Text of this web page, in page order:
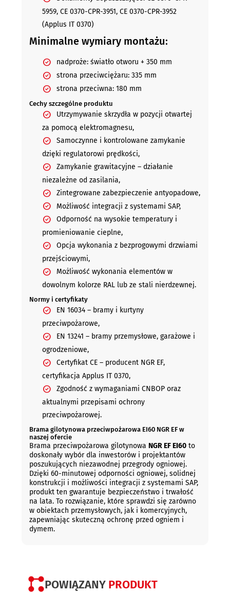
5959, CE 0370-CPR-3951, CE 0370-CPR-3952
(Applus IT 0370)
Minimalne wymiary montażu:
nadproże: światło otworu + 350 mm
strona przeciwciężaru: 335 mm
strona przeciwna: 180 mm
Cechy szczególne produktu
Utrzymywanie skrzydła w pozycji otwartej
za pomocą elektromagnesu,
Samoczynne i kontrolowane zamykanie
dzięki regulatorowi prędkości,
Zamykanie grawitacyjne – działanie
niezależne od zasilania,
Zintegrowane zabezpieczenie antyopadowe,
Możliwość integracji z systemami SAP,
Odporność na wysokie temperatury i
promieniowanie cieplne,
Opcja wykonania z bezprogowymi drzwiami
przejściowymi,
Możliwość wykonania elementów w
dowolnym kolorze RAL lub ze stali nierdzewnej.
Normy i certyfikaty
EN 16034 – bramy i kurtyny
przeciwpożarowe,
EN 13241 – bramy przemysłowe, garażowe i
ogrodzeniowe,
Certyfikat CE – producent NGR EF,
certyfikacja Applus IT 0370,
Zgodność z wymaganiami CNBOP oraz
aktualnymi przepisami ochrony
przeciwpożarowej.
Brama gilotynowa przeciwpożarowa EI60 NGR EF w
naszej ofercie
Brama przeciwpożarowa gilotynowa NGR EF EI60to
doskonały wybór dla inwestorów i projektantów
poszukujących niezawodnej przegrody ogniowej.
Dzięki 60-minutowej odporności ogniowej, solidnej
konstrukcji i możliwości integracji z systemami SAP,
produkt ten gwarantuje bezpieczeństwo i trwałość
na lata. To rozwiązanie, które sprawdzi się zarówno
w obiektach przemysłowych, jak i komercyjnych,
zapewniając skuteczną ochronę przed ogniem i
dymem.
POWIĄZANY PRODUKT